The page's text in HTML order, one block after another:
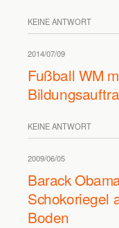
KEINE ANTWORT
2014/07/09
Fußball WM
KEINE ANTWORT
2009/06/05
Barack
Schokoriegel
Boden